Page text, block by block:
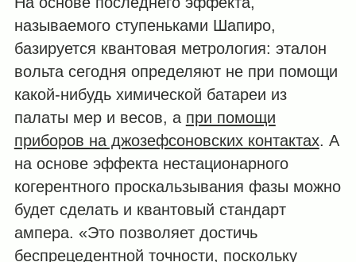
называемого ступеньками Шапиро,
базируется квантовая метрология: эталон
вольта сегодня определяют не при помощи
какой-нибудь химической батареи из
палаты мер и весов, а при помощи
приборов на джозефсоновских контактах. А
на основе эффекта нестационарного
когерентного проскальзывания фазы можно
будет сделать и квантовый стандарт
ампера. «Это позволяет достичь
беспрецедентной точности, поскольку